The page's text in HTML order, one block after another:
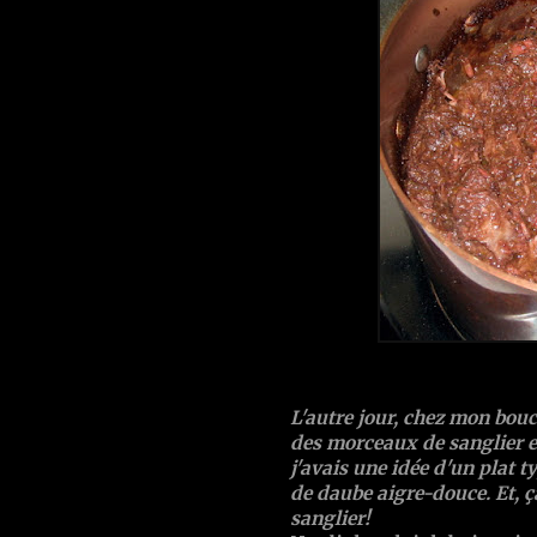
L'autre jour, chez mon
des morceaux de sanglier
j'avais une idée d'un plat
de daube aigre-douce. Et,
sanglier!